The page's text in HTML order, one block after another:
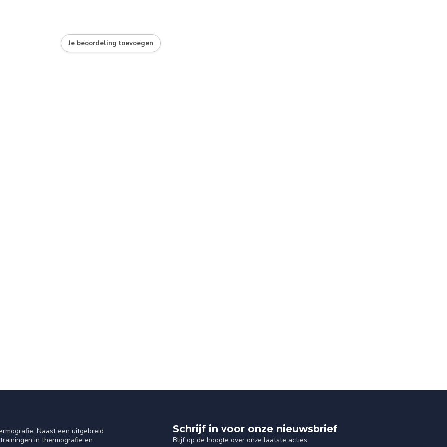
Je beoordeling toevoegen
Naast een uitgebreid
in thermografie en
Schrijf in voor onze nieuwsbrief
Blijf op de hoogte over onze laatste acties